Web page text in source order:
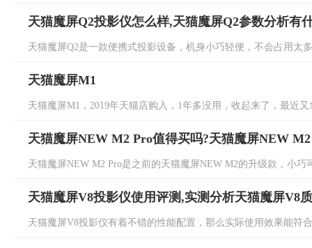
天猫魔屏Q2投影仪怎么样,天猫魔屏Q2参数分析有
天猫魔屏Q2是一款便携式投影设备，机身小巧轻便，不会占用太
天猫魔屏M1
天猫魔屏M1，2019年天猫店购入，1年多没用，收起来了，最近
天猫魔屏NEW M2 Pro值得买吗?天猫魔屏NEW
天猫魔屏NEW M2 Pro是之前的天猫魔屏NEW M2的升级款，小
天猫魔屏V8投影仪使用评测,实测分析天猫魔屏V8
天猫魔屏V8投影仪有着不错的性能配置，那么实际使用效果能符